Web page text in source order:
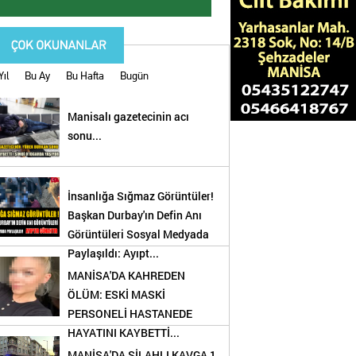
Bu Ay Bu Hafta Bugün
Manisalı gazetecinin acı
sonu...
İnsanlığa Sığmaz Görüntüler!
Başkan Durbay'ın Defin Anı
Görüntüleri Sosyal Medyada
Paylaşıldı: Ayıpt...
MANİSA'DA KAHREDEN
ÖLÜM: ESKİ MASKİ
PERSONELİ HASTANEDE
HAYATINI KAYBETTİ...